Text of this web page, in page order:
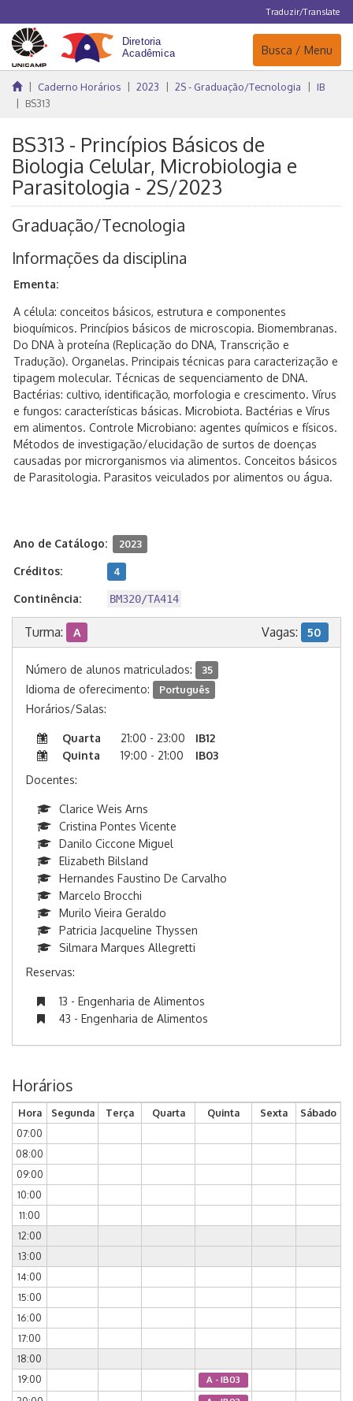
Traduzir/Translate
Navegação
Busca / Menu
Caderno Horários 2023 2S - Graduação/Tecnologia
IB
BS313
BS313 - Princípios Básicos de
Biologia Celular, Microbiologia e
Parasitologia - 2S/2023
Graduação/Tecnologia
Informações da disciplina
Ementa:
A célula: conceitos básicos, estrutura e componentes
bioquímicos. Princípios básicos de microscopia. Biomembranas.
Do DNA à proteína (Replicação do DNA, Transcrição e
Tradução). Organelas. Principais técnicas para caracterização e
tipagem molecular. Técnicas de sequenciamento de DNA.
Bactérias: cultivo, identificação, morfologia e crescimento. Vírus
e fungos: características básicas. Microbiota. Bactérias e Vírus
em alimentos. Controle Microbiano: agentes químicos e físicos.
Métodos de investigação/elucidação de surtos de doenças
causadas por microrganismos via alimentos. Conceitos básicos
de Parasitologia. Parasitos veiculados por alimentos ou água.
Ano de Catálogo: 2023
Créditos: 4
Continência: BM320/TA414
Turma: A Vagas: 50
Número de alunos matriculados: 35
Idioma de oferecimento: Português
Horários/Salas:
Quarta 21:00 - 23:00
IB12
Quinta
19:00 - 21:00
IB03
Docentes:
Clarice Weis Arns
Cristina Pontes Vicente
Danilo Ciccone Miguel
Elizabeth Bilsland
Hernandes Faustino De Carvalho
Marcelo Brocchi
Murilo Vieira Geraldo
Patricia Jacqueline Thyssen
Silmara Marques Allegretti
Reservas:
13 - Engenharia de Alimentos
43 - Engenharia de Alimentos
Horários
Hora Segunda Terça Quarta Quinta Sexta
Sábado
07:00
08:00
09:00
10:00
11:00
12:00
13:00
14:00
15:00
16:00
17:00
18:00
19:00
A - IB03